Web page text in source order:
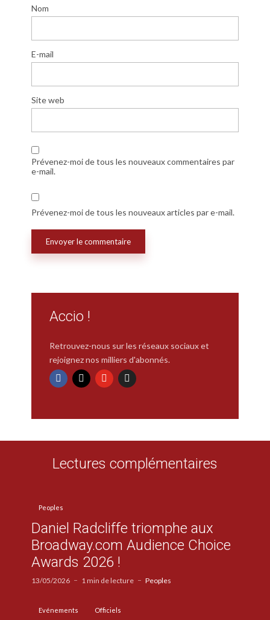
Nom
E-mail
Site web
Prévenez-moi de tous les nouveaux commentaires par
e-mail.
Prévenez-moi de tous les nouveaux articles par e-mail.
Accio !
Retrouvez-nous sur les réseaux sociaux et
rejoignez nos milliers d'abonnés.
Lectures complémentaires
Peoples
Daniel Radcliffe triomphe aux
Broadway.com Audience Choice
Awards 2026 !
13/05/2026 1 min de lecture Peoples
Evénements Officiels